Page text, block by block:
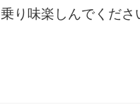
り味楽しんでくだ